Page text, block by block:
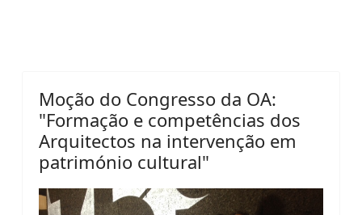
Moção do Congresso da OA:
"Formação e competências dos
Arquitectos na intervenção em
património cultural"